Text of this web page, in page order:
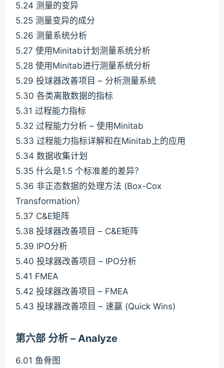
5.24 测量的变异
5.25 测量变异的成分
5.26 测量系统分析
5.27 使用Minitab计划测量系统分析
5.28 使用Minitab进行测量系统分析
5.29 投球器改善项目 – 分析测量系统
5.30 各类离散数据的指标
5.31 过程能力指标
5.32 过程能力分析 – 使用Minitab
5.33 过程能力指标详解和在Minitab上的应用
5.34 数据收集计划
5.35 什么是1.5 个标准差的差异？
5.36 非正态数据的处理方法 (Box-Cox
Transformation）
5.37 C&E矩阵
5.38 投球器改善项目 – C&E矩阵
5.39 IPO分析
5.40 投球器改善项目 – IPO分析
5.41 FMEA
5.42 投球器改善项目 – FMEA
5.43 投球器改善项目 – 速赢 (Quick Wins)
第六部 分析 – Analyze
6.01 鱼骨图